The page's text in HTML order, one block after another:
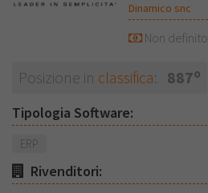
Dinamico snc
Non definito
Posizione in classifica: 887o
Tipologia Software:
ERP
Rivenditori: